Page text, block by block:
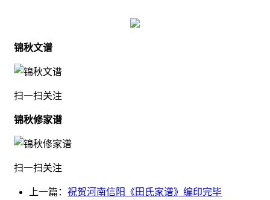
锦秋文谱
扫一扫关注
锦秋修家谱
扫一扫关注
上一篇： 祝贺河南信阳《田氏家谱》编印完毕